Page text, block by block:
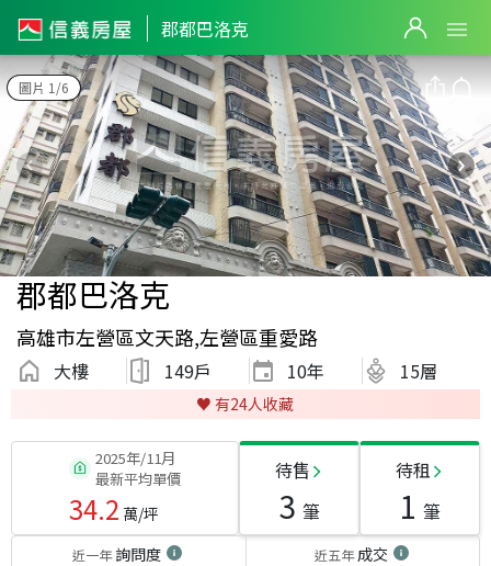
郡都巴洛克
圖片 1/6
郡都巴洛克
高雄市左營區文天路,左營區重愛路
大樓 149戶 10年 15層
♥️ 有24人收藏
2025年/11月
最新平均單價
34.2 萬/坪
待售
3 筆
待租
1 筆
近一年詢問度 近五年成交